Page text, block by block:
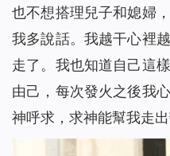
也不想搭理兒子和媳婦
我多說話。我越干心裡
走了。我也知道自己這
由己，每次發火之後我
神呼求，求神能幫我走出